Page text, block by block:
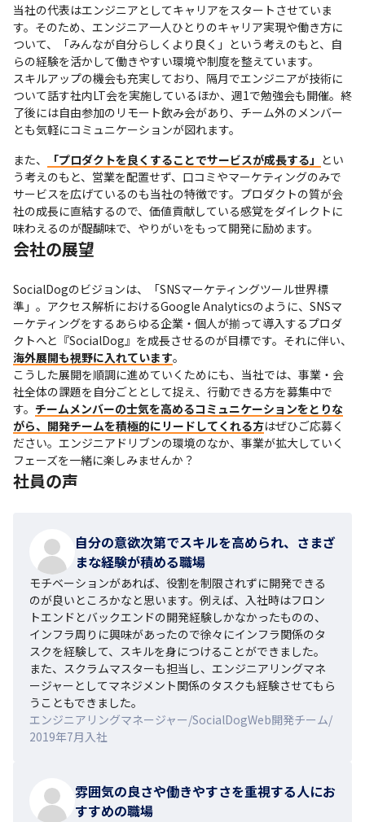
当社の代表はエンジニアとしてキャリアをスタートさせていま
す。そのため、エンジニア一人ひとりのキャリア実現や働き方に
ついて、「みんなが自分らしくより良く」という考えのもと、自
らの経験を活かして働きやすい環境や制度を整えています。
スキルアップの機会も充実しており、隔月でエンジニアが技術に
ついて話す社内LT会を実施しているほか、週1で勉強会も開催。終
了後には自由参加のリモート飲み会があり、チーム外のメンバー
とも気軽にコミュニケーションが図れます。
また、
「プロダクトを良くすることでサービスが成長する」 とい
う考えのもと、営業を配置せず、口コミやマーケティングのみで
サービスを広げているのも当社の特徴です。プロダクトの質が会
社の成長に直結するので、価値貢献している感覚をダイレクトに
味わえるのが醍醐味で、やりがいをもって開発に励めます。
会社の展望
SocialDogのビジョンは、「SNSマーケティングツール世界標
準」。アクセス解析におけるGoogle Analyticsのように、SNSマ
ーケティングをするあらゆる企業・個人が揃って導入するプロダ
クトへと『SocialDog』を成長させるのが目標です。それに伴い、
海外展開も視野に入れています。
こうした展開を順調に進めていくためにも、当社では、事業・会
社全体の課題を自分ごととして捉え、行動できる方を募集中で
す。 チームメンバーの士気を高めるコミュニケーションをとりな
がら、開発チームを積極的にリードしてくれる方はぜひご応募く
ださい。エンジニアドリブンの環境のなか、事業が拡大していく
フェーズを一緒に楽しみませんか？
社員の声
自分の意欲次第でスキルを高められ、さまざ
まな経験が積める職場
モチベーションがあれば、役割を制限されずに開発できる
のが良いところかなと思います。例えば、入社時はフロン
トエンドとバックエンドの開発経験しかなかったものの、
インフラ周りに興味があったので徐々にインフラ関係のタ
スクを経験して、スキルを身につけることができました。
また、スクラムマスターも担当し、エンジニアリングマネ
ージャーとしてマネジメント関係のタスクも経験させてもら
うこともできました。
エンジニアリングマネージャー/SocialDogWeb開発チーム/
2019年7月入社
雰囲気の良さや働きやすさを重視する人にお
すすめの職場